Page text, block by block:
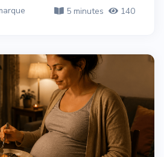
5 minutes 140